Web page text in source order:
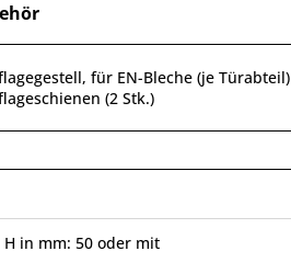
für EN-Bleche (je Türabteil)
(2 Stk.)
in mm: 50 oder mit